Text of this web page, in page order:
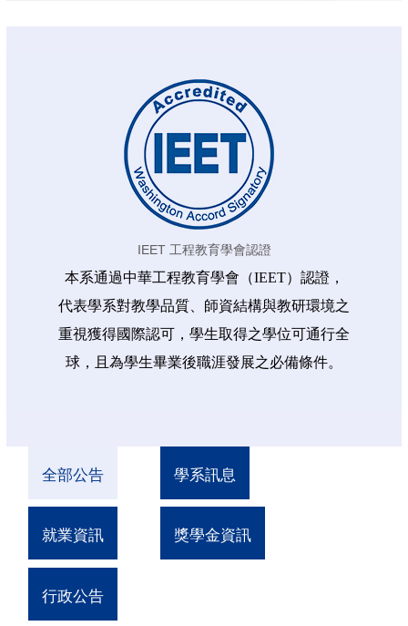
IEET 工程教育學會認證
本系通過中華工程教育學會（IEET）認證，
代表學系對教學品質、師資結構與教研環境之
重視獲得國際認可，學生取得之學位可通行全
球，且為學生畢業後職涯發展之必備條件。
全部公告 學系訊息
就業資訊 獎學金資訊
行政公告